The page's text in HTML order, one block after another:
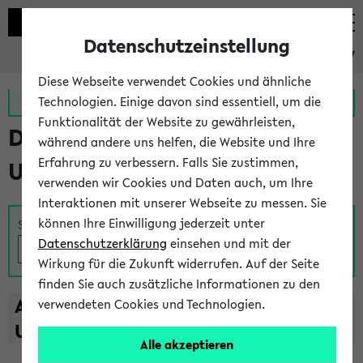
eKVV
Zur MeineUni App Zum MeineUni Portal
Das Lehrangebot der
Universität Bielefeld
Suche
A B C D E F G H I J K L M N O
U
V W X Y
Z
Datenschutzeinstellung
Diese Webseite verwendet Cookies und ähnliche
Technologien. Einige davon sind essentiell, um die
Funktionalität der Website zu gewährleisten,
während andere uns helfen, die Website und Ihre
Erfahrung zu verbessern. Falls Sie zustimmen,
verwenden wir Cookies und Daten auch, um Ihre
Interaktionen mit unserer Webseite zu messen. Sie
können Ihre Einwilligung jederzeit unter
Datenschutzerklärung einsehen und mit der
Wirkung für die Zukunft widerrufen. Auf der Seite
finden Sie auch zusätzliche Informationen zu den
verwendeten Cookies und Technologien.
Alle akzeptieren